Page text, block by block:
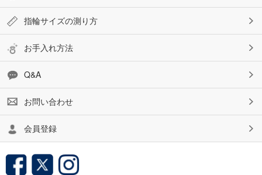
指輪サイズの測り方
お手入れ方法
Q&A
お問い合わせ
会員登録